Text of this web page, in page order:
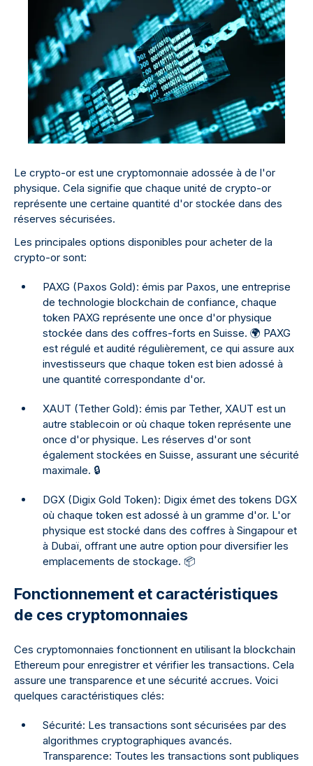
Le crypto-or est une cryptomonnaie adossée à de l'or
physique. Cela signifie que chaque unité de crypto-or
représente une certaine quantité d'or stockée dans des
réserves sécurisées.
Les principales options disponibles pour acheter de la
crypto-or sont:
PAXG (Paxos Gold): émis par Paxos, une entreprise
de technologie blockchain de confiance, chaque
token PAXG représente une once d'or physique
stockée dans des coffres-forts en Suisse. 🌍 PAXG
est régulé et audité régulièrement, ce qui assure aux
investisseurs que chaque token est bien adossé à
une quantité correspondante d'or.
XAUT (Tether Gold): émis par Tether, XAUT est un
autre stablecoin or où chaque token représente une
once d'or physique. Les réserves d'or sont
également stockées en Suisse, assurant une sécurité
maximale. 🔒
DGX (Digix Gold Token): Digix émet des tokens DGX
où chaque token est adossé à un gramme d'or. L'or
physique est stocké dans des coffres à Singapour et
à Dubaï, offrant une autre option pour diversifier les
emplacements de stockage. 📦
Fonctionnement et caractéristiques
de ces cryptomonnaies
Ces cryptomonnaies fonctionnent en utilisant la blockchain
Ethereum pour enregistrer et vérifier les transactions. Cela
assure une transparence et une sécurité accrues. Voici
quelques caractéristiques clés:
Sécurité: Les transactions sont sécurisées par des
algorithmes cryptographiques avancés.
Transparence: Toutes les transactions sont publiques